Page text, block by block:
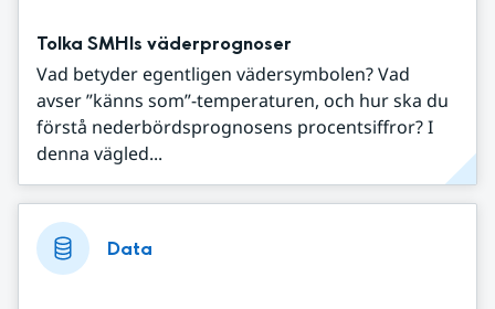
Tolka SMHIs väderprognoser
Vad betyder egentligen vädersymbolen? Vad
avser ”känns som”-temperaturen, och hur ska du
förstå nederbördsprognosens procentsiffror? I
denna vägled...
Data